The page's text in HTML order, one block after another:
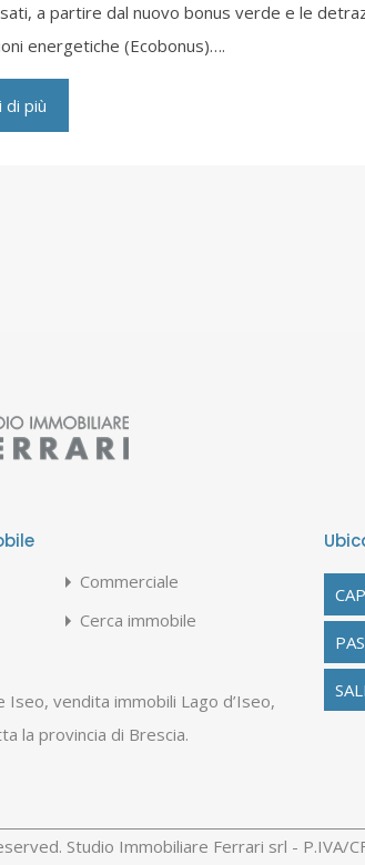
a partire dal nuovo bonus verde e le
energetiche (Ecobonus)….
di più
Commerciale
Cerca immobile
Iseo, vendita immobili Lago d’Iseo,
la provincia di Brescia.
Studio Immobiliare Ferrari srl - P.IVA/